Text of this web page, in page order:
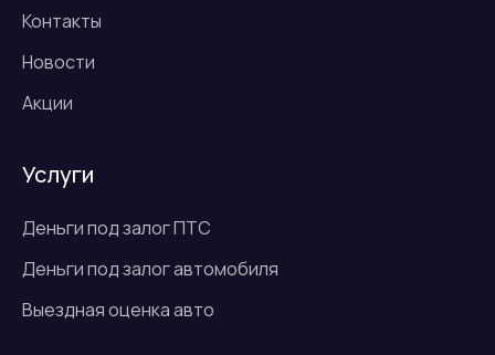
Контакты
Новости
Акции
Услуги
Деньги под залог ПТС
Деньги под залог автомобиля
Выездная оценка авто